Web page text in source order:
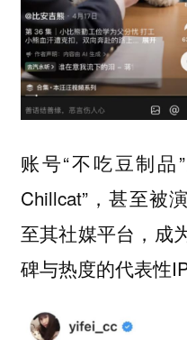
账号“不吃豆制品
Chillcat”，甚至被
至其社媒平台，成
碑与热度的代表性IP